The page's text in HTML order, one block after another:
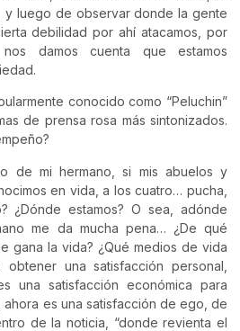
y luego de observar donde la gente
debilidad por ahí atacamos, por
damos cuenta que estamos
conocido como “Peluchin”
de prensa rosa más sintonizados.
de mi hermano, si mis abuelos y
en vida, a los cuatro… pucha,
¿Dónde estamos? O sea, adónde
me da mucha pena… ¿De qué
gana la vida? ¿Qué medios de vida
una satisfacción personal,
una satisfacción económica para
es una satisfacción de ego, de
de la noticia, “donde revienta el